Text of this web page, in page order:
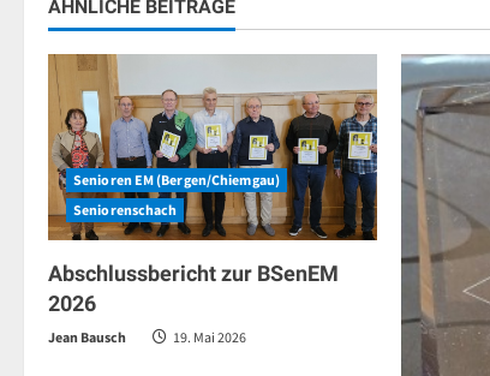
ÄHNLICHE BEITRÄGE
Senioren EM (Bergen/Chiemgau)
Seniorenschach
Abschlussbericht zur BSenEM
2026
Jean Bausch 19. Mai 2026